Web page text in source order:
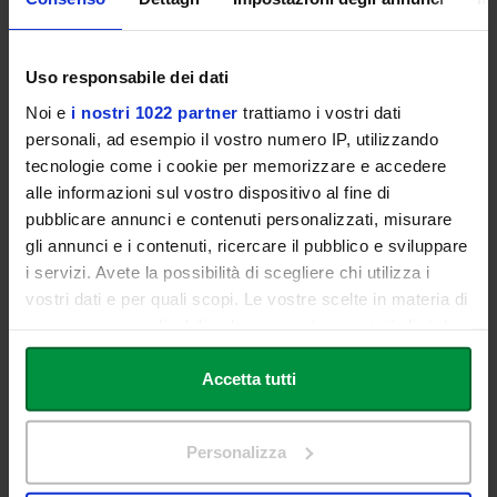
Uso responsabile dei dati
Noi e i nostri 1022 partner trattiamo i vostri dati
personali, ad esempio il vostro numero IP, utilizzando
tecnologie come i cookie per memorizzare e accedere
alle informazioni sul vostro dispositivo al fine di
pubblicare annunci e contenuti personalizzati, misurare
gli annunci e i contenuti, ricercare il pubblico e sviluppare
i servizi. Avete la possibilità di scegliere chi utilizza i
vostri dati e per quali scopi. Le vostre scelte in materia di
in cui avete effettuato le vostre scelte. È possibile
modificare o revocare il proprio consenso in qualsiasi
momento dalla Dichiarazione sui cookie o facendo clic
Con il tuo consenso, vorremmo anche:
Accetta tutti
Personalizza
Catia TOMASETTI
Presidente Banca Centrale di San Marino
CHIUSURA
Alessandro CARRETTA
Professore Emerito di Economia degli Intermediari Finanziari
Università degli Studi di Roma "Tor Vergata"
Consegna Premio di Eccellenza “Economia, Salute e Società” -
SCARICA LA LOCANDINA